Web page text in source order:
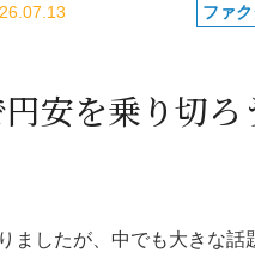
ファ
安を乗り切
ましたが、中でも大きな話